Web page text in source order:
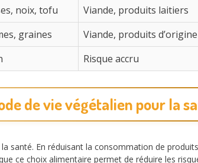
noix, tofu
Viande, produits laitiers
graines
Viande, produits
Risque accru
de vie végétalien pour la
santé. En réduisant la consommation de
ce choix alimentaire permet de réduire les